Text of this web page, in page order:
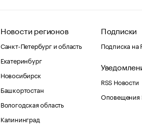
Новости регионов
Санкт-Петербург и область
Екатеринбург
Новосибирск
Башкортостан
Вологодская область
Калининград
Подписки
Подписка на
RSS Новости
Оповещения